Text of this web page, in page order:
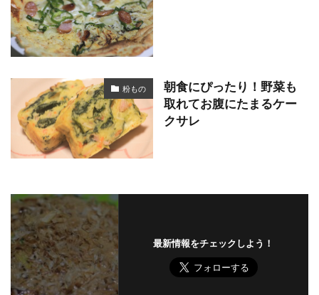
粉もの
朝食にぴったり！野菜も
取れてお腹にたまるケー
クサレ
最新情報をチェックしよう！